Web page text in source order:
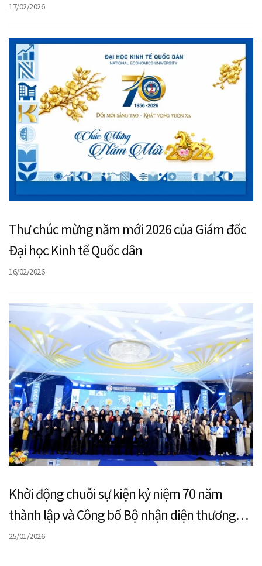
17/02/2026
Thư chúc mừng năm mới 2026 của Giám đốc
Đại học Kinh tế Quốc dân
16/02/2026
Khởi động chuỗi sự kiện kỷ niệm 70 năm
thành lập và Công bố Bộ nhận diện thương
hiệu Đại học Kinh tế Quốc dân
25/01/2026